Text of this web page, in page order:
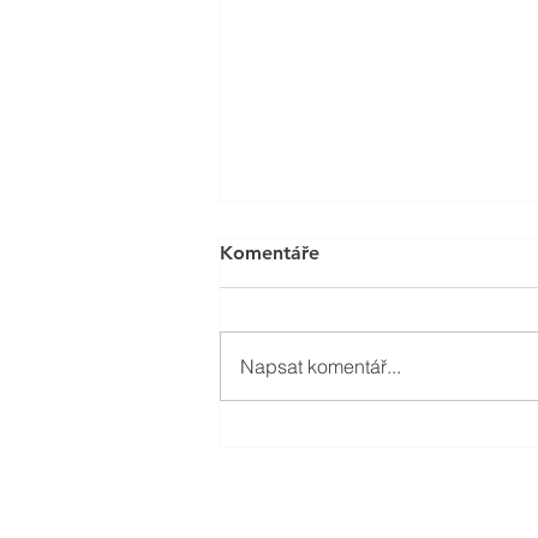
Komentáře
Napsat komentář...